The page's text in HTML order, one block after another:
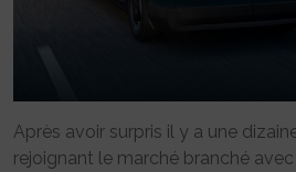
Après avoir surpris il y a une
rejoignant le marché branché avec